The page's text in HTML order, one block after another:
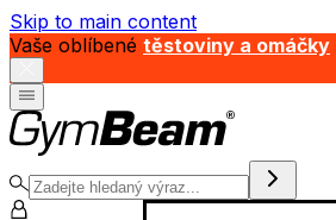
Skip to main content
Vaše oblíbené těstoviny a omáčky